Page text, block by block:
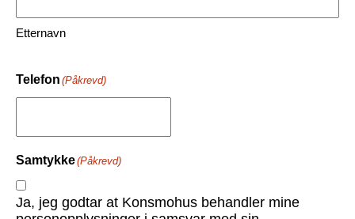
Etternavn
Telefon (Påkrevd)
Samtykke(Påkrevd)
Ja, jeg godtar at Konsmohus behandler mine